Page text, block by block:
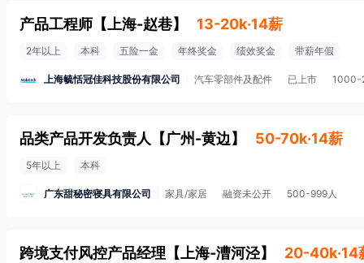
产品工程师 【 上海-赵巷】 13-20k·14薪
2年以上 本科 五险一金 年终奖金 绩效奖金 带薪年假
上海毓恬冠佳科技股份有限公司 汽车零部件及配件 已上市 1000-
品类产品开发负责人 【广州-黄边 】 50-70k·14薪
5年以上 本科
广东甜秘密寝具有限公司 家具/家居 融资未公开 500-999人
跨境支付风控产品经理 【 上海-漕河泾】 20-40k·14